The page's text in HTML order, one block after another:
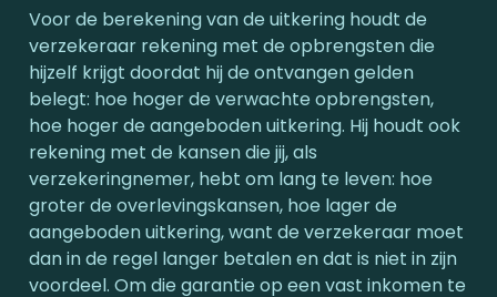
Voor de berekening van de uitkering houdt de
verzekeraar rekening met de opbrengsten die
hijzelf krijgt doordat hij de ontvangen gelden
belegt: hoe hoger de verwachte opbrengsten,
hoe hoger de aangeboden uitkering. Hij houdt ook
rekening met de kansen die jij, als
verzekeringnemer, hebt om lang te leven: hoe
groter de overlevingskansen, hoe lager de
aangeboden uitkering, want de verzekeraar moet
dan in de regel langer betalen en dat is niet in zijn
voordeel. Om die garantie op een vast inkomen te